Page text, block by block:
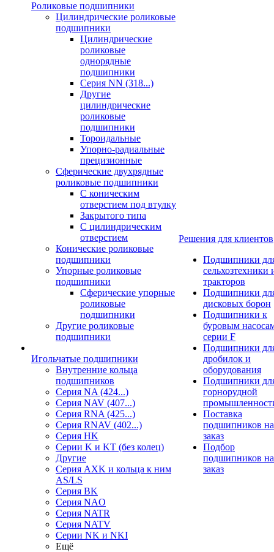
Роликовые подшипники
Цилиндрические роликовые
подшипники
Цилиндрические
роликовые
однорядные
подшипники
Серия NN (318...)
Другие
цилиндрические
роликовые
подшипники
Тороидальные
Упорно-радиальные
прецизионные
Сферические двухрядные
роликовые подшипники
С коническим
отверстием под втулку
Закрытого типа
С цилиндрическим
отверстием
Конические роликовые
подшипники
Упорные роликовые
подшипники
Сферические упорные
роликовые
подшипники
Другие роликовые
подшипники
Игольчатые подшипники
Внутренние кольца
подшипников
Серия NA (424...)
Серия NAV (407...)
Серия RNA (425...)
Серия RNAV (402...)
Серия HK
Серии K и KT (без колец)
Другие
Серия AXK и кольца к ним
AS/LS
Серия BK
Серия NAO
Серия NATR
Серия NATV
Серии NK и NKI
Ещё
Решения для клиентов
Подшипники
сельхозтехники
тракторов
Подшипники
дисковых борон
Подшипники к
буровым
серии F
Подшипники
дробилок и
оборудования
Подшипники
горнорудной
Поставка
подшипников на
заказ
Подбор
подшипников на
заказ